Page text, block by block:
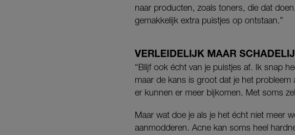
naar producten, zoals toners, die dat
gemakkelijk extra puistjes op ontstaan.”
VERLEIDELIJK MAAR
“Blijf ook écht van je puistjes af. Ik snap
maar de kans is groot dat je het
er kunnen er meer bijkomen. Met soms
Maar wat doe je als je het écht niet meer
aanmodderen. Acne kan soms heel